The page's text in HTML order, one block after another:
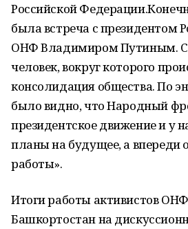
Российской
была встреча с президентом
ОНФ Владимиром Путиным.
человек, вокруг которого
консолидация общества. По
было видно, что Народный
президентское движение и у
планы на будущее, а впереди
работы».
Итоги работы активистов
Башкортостан на